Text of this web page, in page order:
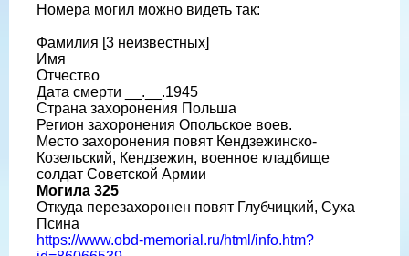
Номера могил можно видеть так:
Фамилия [3 неизвестных]
Имя
Отчество
Дата смерти __.__.1945
Страна захоронения Польша
Регион захоронения Опольское воев.
Место захоронения повят Кендзежинско-
Козельский, Кендзежин, военное кладбище
солдат Советской Армии
Могила 325
Откуда перезахоронен повят Глубчицкий, Суха
Псина
https://www.obd-memorial.ru/html/info.htm?